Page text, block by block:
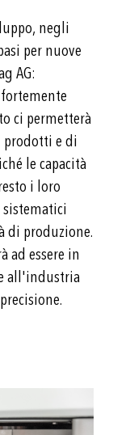
negli
per nuove
AG:
ci permetterà
e di
le capacità
i loro
di produzione.
ad essere in
all'industria